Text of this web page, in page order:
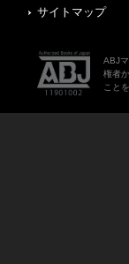
サイトマップ
ABJ
権者
こと